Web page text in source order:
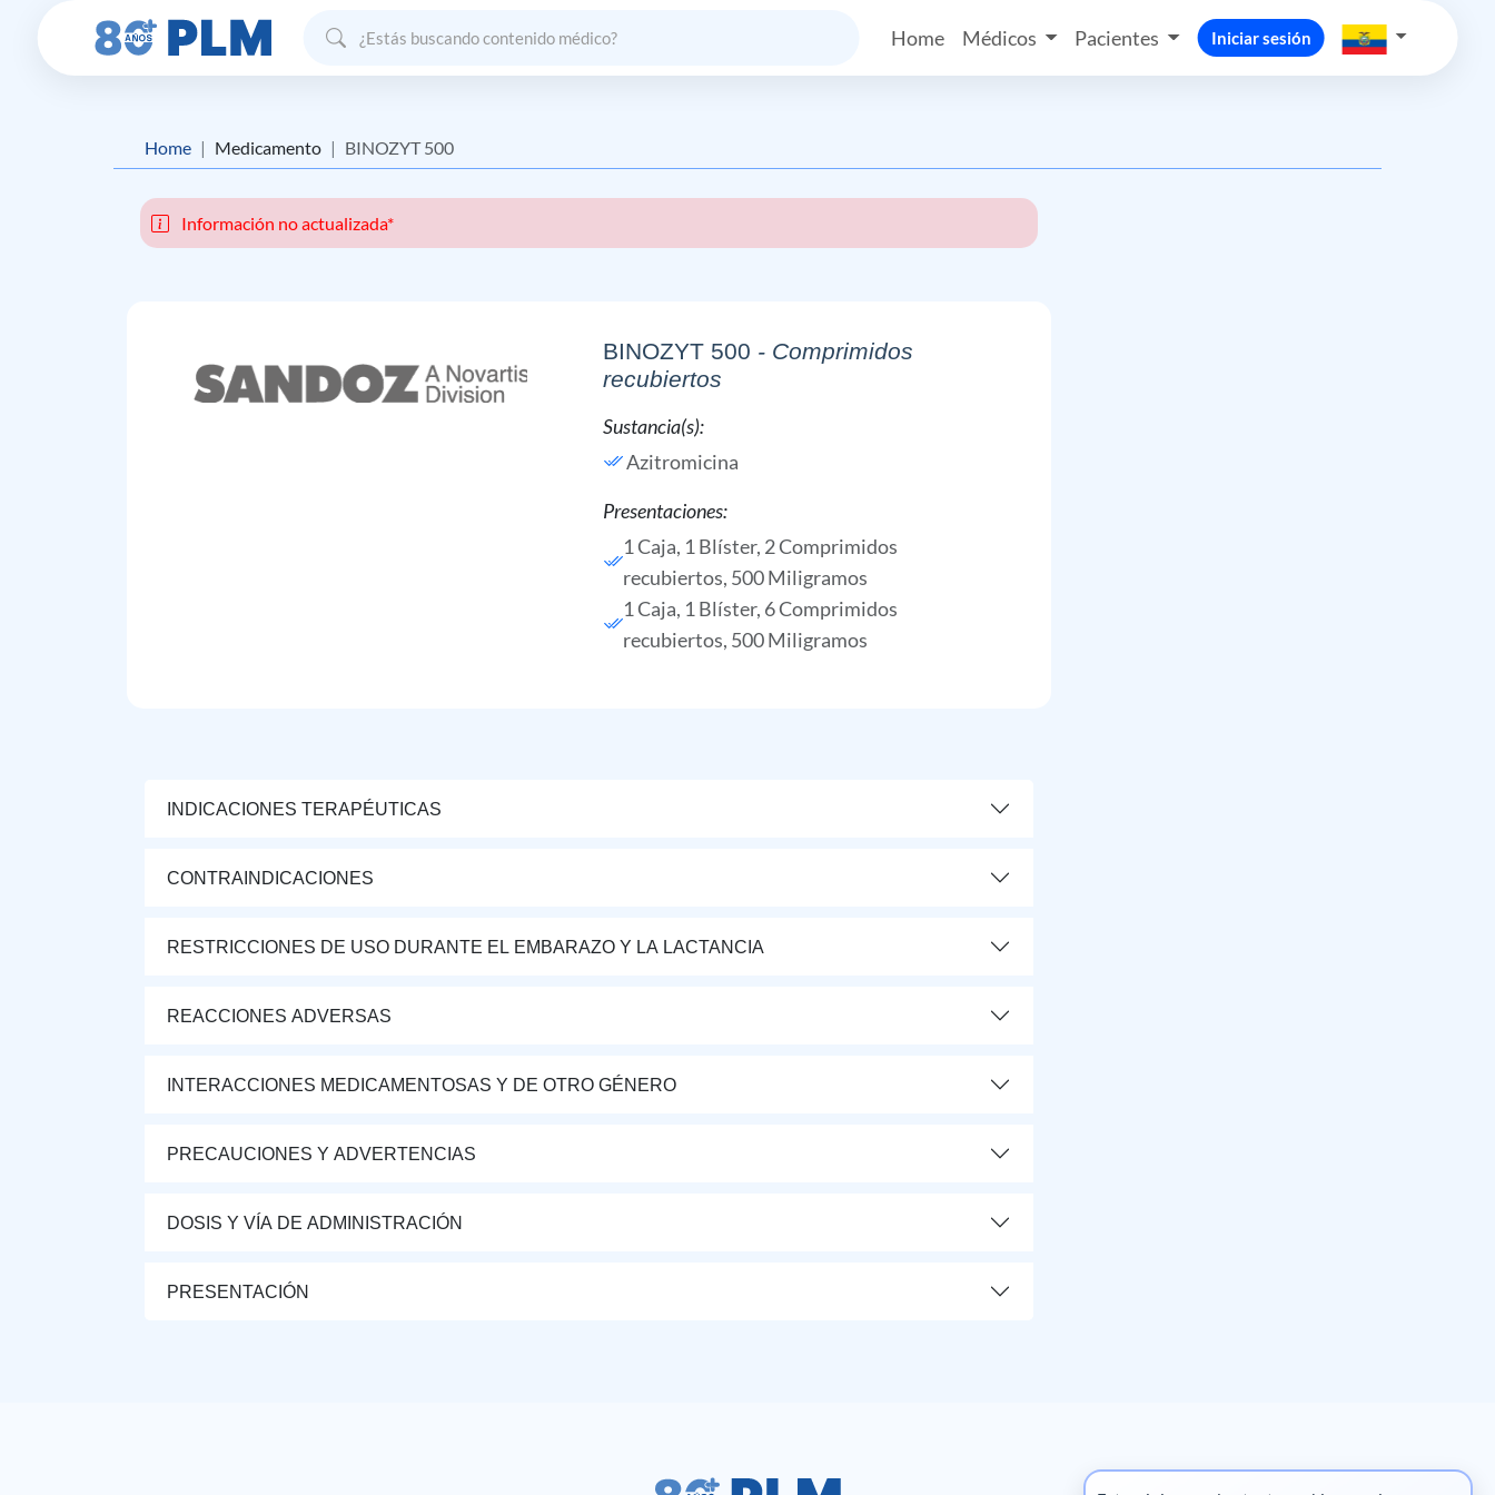
Home Médicos Pacientes Iniciar sesión
Home Medicamento BINOZYT 500
Información no actualizada*
BINOZYT 500 - Comprimidos
recubiertos
Sustancia(s):
Azitromicina
Presentaciones:
1 Caja, 1 Blíster, 2 Comprimidos
recubiertos, 500 Miligramos
1 Caja, 1 Blíster, 6 Comprimidos
recubiertos, 500 Miligramos
INDICACIONES TERAPÉUTICAS
CONTRAINDICACIONES
RESTRICCIONES DE USO DURANTE EL EMBARAZO Y LA LACTANCIA
REACCIONES ADVERSAS
INTERACCIONES MEDICAMENTOSAS Y DE OTRO GÉNERO
PRECAUCIONES Y ADVERTENCIAS
DOSIS Y VÍA DE ADMINISTRACIÓN
PRESENTACIÓN